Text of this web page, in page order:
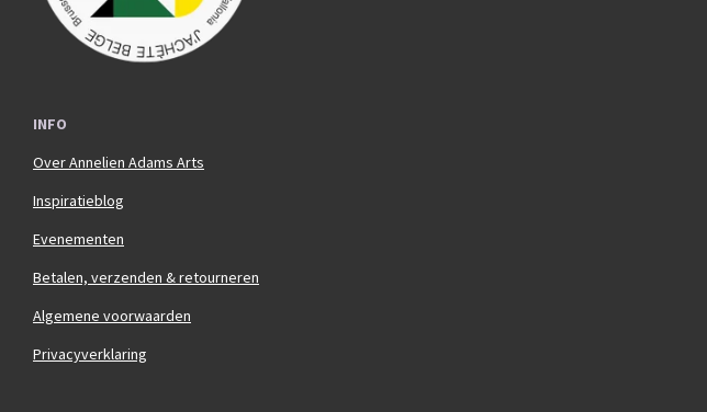
INFO
Over Annelien Adams Arts
Inspiratieblog
Evenementen
Betalen, verzenden & retourneren
Algemene voorwaarden
Privacyverklaring